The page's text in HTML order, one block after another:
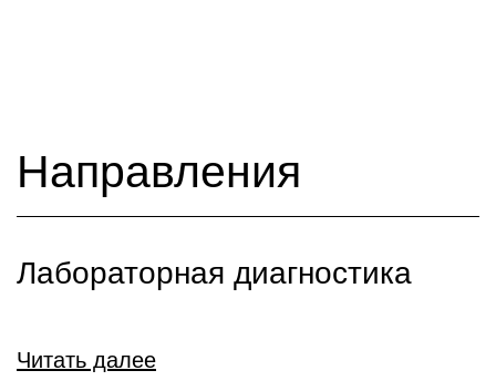
Направления
Лабораторная диагностика
Читать далее